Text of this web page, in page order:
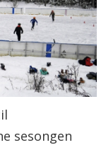
sesongen